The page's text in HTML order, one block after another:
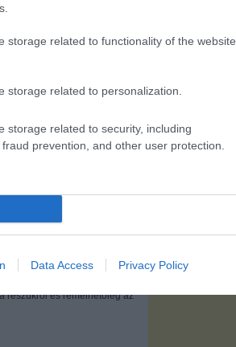
storage related to functionality of the website
storage related to personalization.
storage related to security, including
prevention, and other user protection.
Data Access Privacy Policy
Válasz erre
Válasz erre
részükről és remélhetőleg az